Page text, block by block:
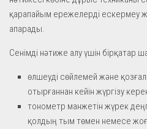
қарапайым ережелерді ескермеу
апарады.
Сенімді нәтиже алу үшін бірқатар
өлшеуді сөйлемей және
отырғаннан кейін жүргізу
тонометр манжетін жүрек
қолдың тым төмен немесе